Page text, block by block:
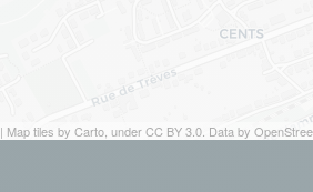
| Map tiles by Carto, under CC BY 3.0. Data by